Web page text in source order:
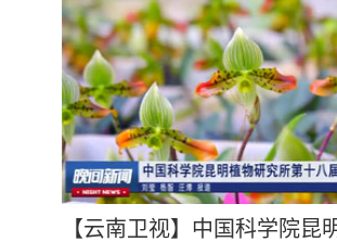
【云南卫视】中国科学院昆